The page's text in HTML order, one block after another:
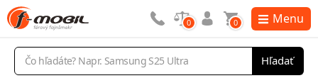
Vyhľadávanie
Hľadať
0 0 Menu